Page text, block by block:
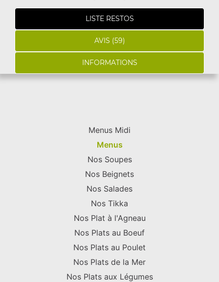
LISTE RESTOS
AVIS (59)
INFORMATIONS
Menus Midi
Menus
Nos Soupes
Nos Beignets
Nos Salades
Nos Tikka
Nos Plat à l'Agneau
Nos Plats au Boeuf
Nos Plats au Poulet
Nos Plats de la Mer
Nos Plats aux Légumes